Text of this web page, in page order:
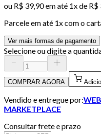
ou R$ 39,90em até 1x de R$
Parcele em até 1x com o
Ver mais formas de pagamento
Selecione ou digite a
COMPRAR AGORA
Vendido e entregue por:
MARKETPLACE
Consultar frete e prazo